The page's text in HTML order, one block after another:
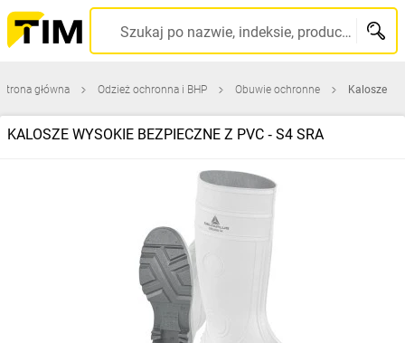
Szukaj po nazwie, indeksie, producencie, kodzie kreskowym...
Strona główna Odzież ochronna i BHP Obuwie ochronne Kalosze
KALOSZE WYSOKIE BEZPIECZNE Z PVC ‑ S4 SRA